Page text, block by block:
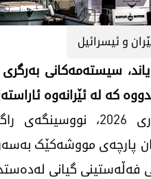
و ئیسرائیل
سیستەمەکانی
کە لە ئێرانەوە
ئەمڕۆ دووشەممە، 16ـی
پارچەی مووشەکێک
فەڵەستینی گیانی